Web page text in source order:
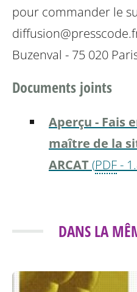
pour commander le
Buzenval - 75 020
Documents joints
Aperçu - Fais
maître de la
ARCAT(PDF-
DANS LA